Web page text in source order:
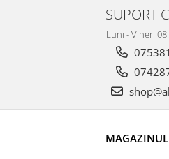
SUPORT
Luni - Vineri